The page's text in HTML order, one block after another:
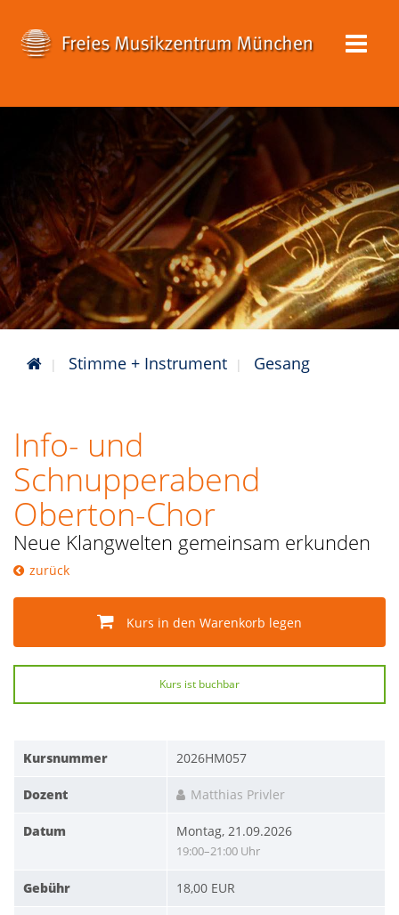
Stimme + Instrument Gesang
Info- und
Schnupperabend
Oberton-Chor
Neue Klangwelten gemeinsam erkunden
zurück
Kurs in den Warenkorb legen
Kurs ist buchbar
Kursnummer 2026HM057
Dozent Matthias Privler
Datum Montag, 21.09.2026
19:00–21:00 Uhr
Gebühr 18,00 EUR